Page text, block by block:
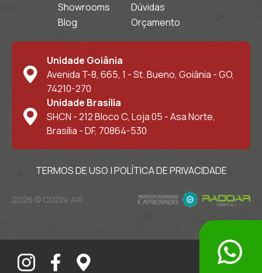
Showrooms
Dúvidas
Blog
Orçamento
Unidade Goiânia
Avenida T-8, 665, 1 - St. Bueno, Goiânia - GO,
74210-270
Unidade Brasília
SHCN - 212 Bloco C, Loja 05 - Asa Norte,
Brasília - DF, 70864-530
TERMOS DE USO |POLÍTICA DE PRIVACIDADE
2026 © COZIN-AIR